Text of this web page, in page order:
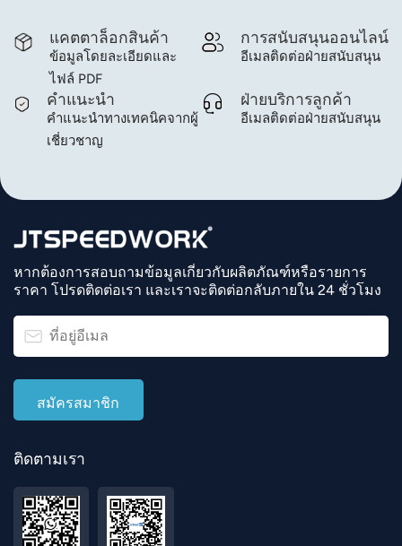
แคตตาล็อกสินค้า
ข้อมูลโดยละเอียดและ
ไฟล์ PDF
การสนับสนุนออนไลน์
อีเมลติดต่อฝ่ายสนับสนุน
คำแนะนำ
คำแนะนำทางเทคนิคจากผู้
เชี่ยวชาญ
ฝ่ายบริการลูกค้า
อีเมลติดต่อฝ่ายสนับสนุน
หากต้องการสอบถามข้อมูลเกี่ยวกับผลิตภัณฑ์หรือรายการ
ราคา โปรดติดต่อเรา และเราจะติดต่อกลับภายใน 24 ชั่วโมง
ติดตามเรา